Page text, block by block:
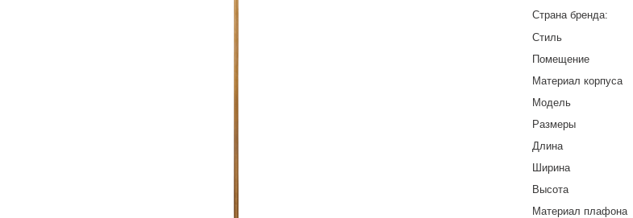
Страна бренда:
Стиль
Помещение
Материал корпуса
Модель
Размеры
Длина
Ширина
Высота
Материал плафона